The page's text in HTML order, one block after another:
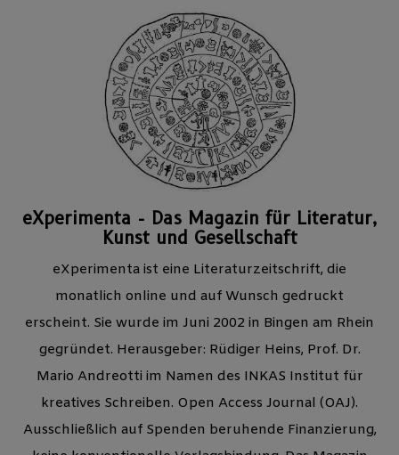
eXperimenta - Das Magazin für Literatur,
Kunst und Gesellschaft
eXperimenta ist eine Literaturzeitschrift, die
monatlich online und auf Wunsch gedruckt
erscheint. Sie wurde im Juni 2002 in Bingen am Rhein
gegründet. Herausgeber: Rüdiger Heins, Prof. Dr.
Mario Andreotti im Namen des INKAS Institut für
kreatives Schreiben. Open Access Journal (OAJ).
Ausschließlich auf Spenden beruhende Finanzierung,